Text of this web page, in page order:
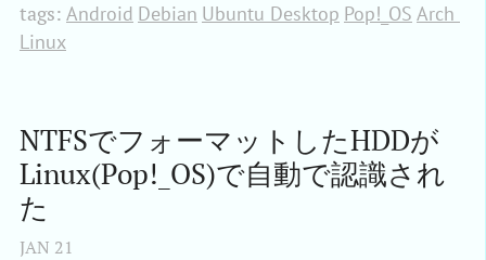
tags: Android Debian Ubuntu Desktop Pop!_OS Arch
Linux
NTFSでフォーマットしたHDDが
Linux(Pop!_OS)で自動で認識され
た
JAN 21